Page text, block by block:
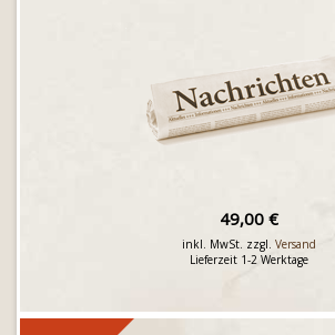
49,00 €
inkl. MwSt. zzgl. Versand
Lieferzeit 1-2 Werktage